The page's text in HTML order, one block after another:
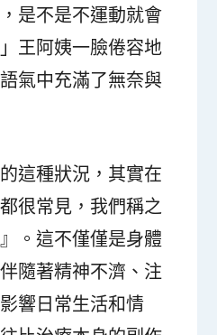
是不是不運動就會
王阿姨一臉倦容地
氣中充滿了無奈與
這種狀況，其實在
很常見，我們稱之
。這不僅僅是身體
隨著精神不濟、注
響日常生活和情